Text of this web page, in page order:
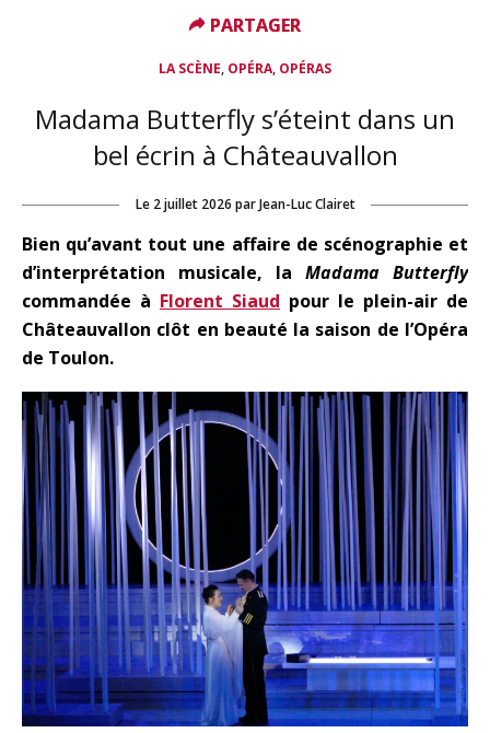
LA SCÈNE, OPÉRA, OPÉRAS
Madama Butterfly s’éteint dans un
bel écrin à Châteauvallon
Le 2 juillet 2026 par Jean-Luc Clairet
Bien qu’avant tout une affaire de scénographie et
d’interprétation musicale, la Madama Butterfly
commandée à Florent Siaud pour le plein-air de
Châteauvallon clôt en beauté la saison de l’Opéra
de Toulon.
PARTAGER
PARTAGER